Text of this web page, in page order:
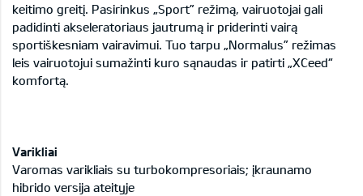
keitimo greitį. Pasirinkus „Sport” režimą, vairuotojai gali
padidinti akseleratoriaus jautrumą ir priderinti vairą
sportiškesniam vairavimui. Tuo tarpu „Normalus” režimas
leis vairuotojui sumažinti kuro sąnaudas ir patirti „XCeed“
komfortą.
Varikliai
Varomas varikliais su turbokompresoriais; įkraunamo
hibrido versija ateityje